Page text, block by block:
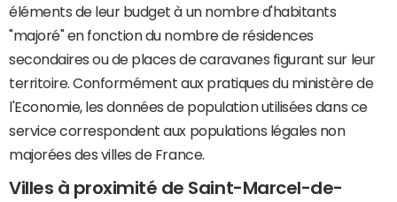
éléments de leur budget à un nombre d'habitants
"majoré" en fonction du nombre de résidences
secondaires ou de places de caravanes figurant sur leur
territoire. Conformément aux pratiques du ministère de
l'Economie, les données de population utilisées dans ce
service correspondent aux populations légales non
majorées des villes de France.
Villes à proximité de Saint-Marcel-de-